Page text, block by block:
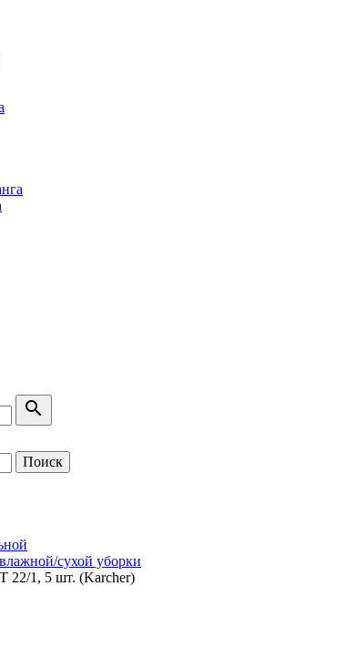
search
Поиск
сухой уборки
22/1, 5 шт. (Karcher)